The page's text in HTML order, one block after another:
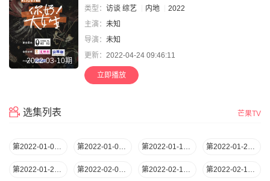
2022-03-10期
类型： 访谈 综艺 内地
2022
主演： 未知
导演： 未知
更新： 2022-04-24 09:46:11
立即播放
选集列表 芒果TV
第2022-01-06期 第2022-01-06期 第2022-01-13期 第2022-01-20期
第2022-01-27期 第2022-02-03期 第2022-02-10期 第2022-02-17期